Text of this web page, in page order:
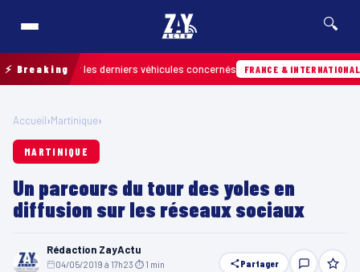
🔍
⚡ Breakingles derniers véhicules concernés FRANCE & INTERNATIONALE
Accueil›Martinique›
MARTINIQUE
Un parcours du tour des yoles en
diffusion sur les réseaux sociaux
Rédaction ZayActu
04/05/2019 à 17h23 ⏱ 1 min Partager